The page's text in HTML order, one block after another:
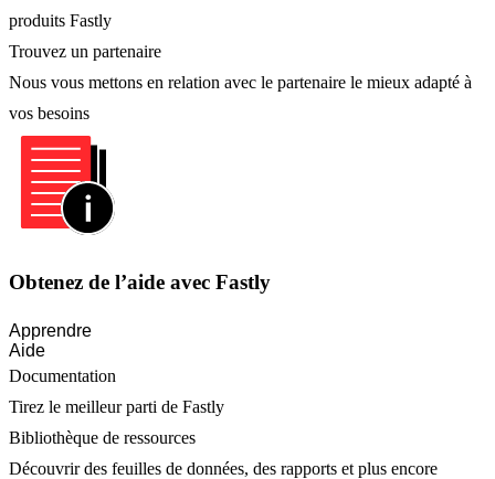
produits Fastly
Trouvez un partenaire
Nous vous mettons en relation avec le partenaire le mieux adapté à
vos besoins
Obtenez de l’aide avec Fastly
Apprendre
Aide
Documentation
Tirez le meilleur parti de Fastly
Bibliothèque de ressources
Découvrir des feuilles de données, des rapports et plus encore